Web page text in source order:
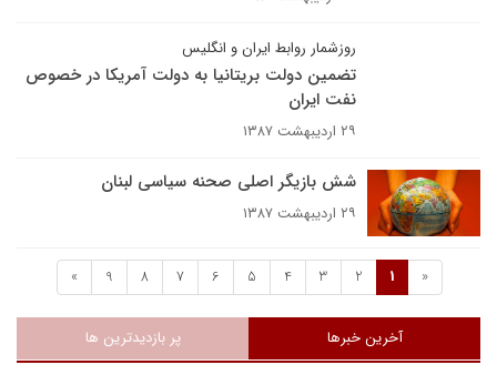
روزشمار روابط ايران و انگليس
تضمين دولت بريتانيا به دولت آمريکا در خصوص
نفت ايران
۲۹ اردیبهشت ۱۳۸۷
شش بازيگر اصلى صحنه سياسى لبنان
۲۹ اردیبهشت ۱۳۸۷
«
1
2
3
4
5
6
7
8
9
»
آخرین خبرها پر بازدیدترین ها